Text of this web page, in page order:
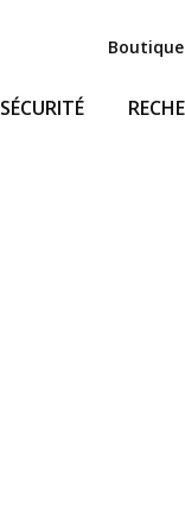
Boutique
SÉCURITÉ